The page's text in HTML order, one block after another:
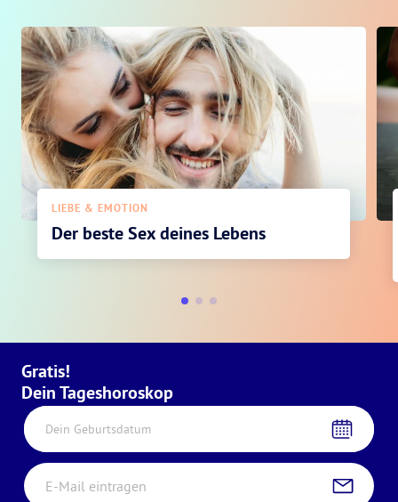
LIEBE & EMOTION
Der beste Sex deines Lebens
Gratis!
Dein Tageshoroskop
Dein Geburtsdatum